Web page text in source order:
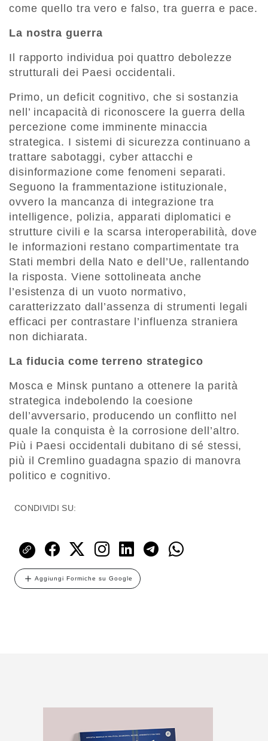
come quello tra vero e falso, tra guerra e pace.
La nostra guerra
Il rapporto individua poi quattro debolezze
strutturali dei Paesi occidentali.
Primo, un deficit cognitivo, che si sostanzia
nell’ incapacità di riconoscere la guerra della
percezione come imminente minaccia
strategica. I sistemi di sicurezza continuano a
trattare sabotaggi, cyber attacchi e
disinformazione come fenomeni separati.
Seguono la frammentazione istituzionale,
ovvero la mancanza di integrazione tra
intelligence, polizia, apparati diplomatici e
strutture civili e la scarsa interoperabilità, dove
le informazioni restano compartimentate tra
Stati membri della Nato e dell’Ue, rallentando
la risposta. Viene sottolineata anche
l’esistenza di un vuoto normativo,
caratterizzato dall’assenza di strumenti legali
efficaci per contrastare l’influenza straniera
non dichiarata.
La fiducia come terreno strategico
Mosca e Minsk puntano a ottenere la parità
strategica indebolendo la coesione
dell’avversario, producendo un conflitto nel
quale la conquista è la corrosione dell’altro.
Più i Paesi occidentali dubitano di sé stessi,
più il Cremlino guadagna spazio di manovra
politico e cognitivo.
CONDIVIDI SU:
Aggiungi Formiche su Google